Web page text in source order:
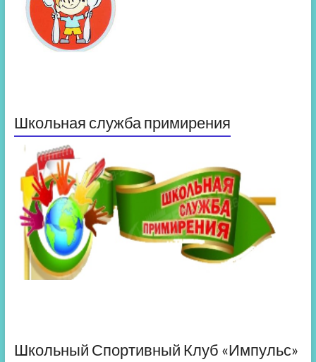
Школьная служба примирения
Школьный Спортивный Клуб «Импульс»